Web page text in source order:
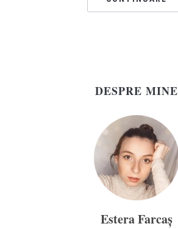
DESPRE MINE
Estera Farcaș